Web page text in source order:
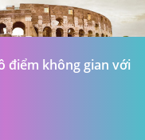
điểm không gian với